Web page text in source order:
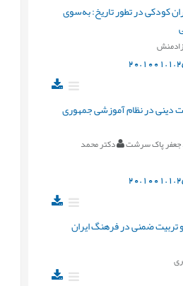
کودکی در تطور تاریخ: به‌سوی
در نظام آموزشی جمهوری
پاک سرشت
دکتر محمد
ضمنی در فرهنگ ایران